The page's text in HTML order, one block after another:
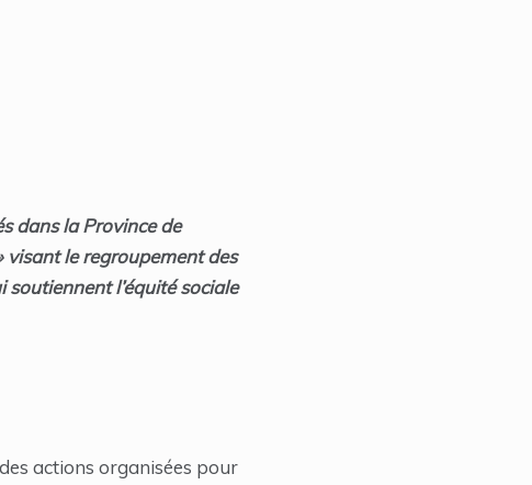
dans la Province de
le regroupement des
l’équité sociale
actions organisées pour